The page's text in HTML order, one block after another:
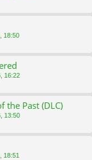
18:50
16:22
the Past (DLC)
13:50
18:51